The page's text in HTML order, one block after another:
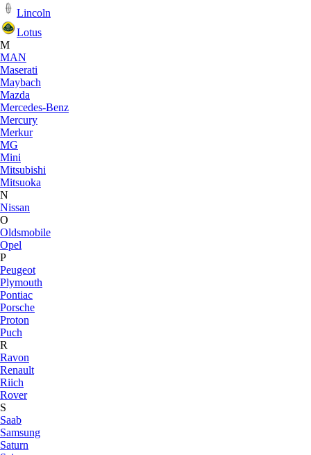
Lincoln
Lotus
M
MAN
Maserati
Maybach
Mazda
Mercedes-Benz
Mercury
Merkur
MG
Mini
Mitsubishi
Mitsuoka
N
Nissan
O
Oldsmobile
Opel
P
Peugeot
Plymouth
Pontiac
Porsche
Proton
Puch
R
Ravon
Renault
Riich
Rover
S
Saab
Samsung
Saturn